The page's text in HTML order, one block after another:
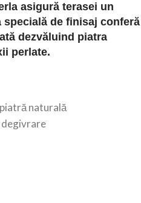
asigură terasei un
de finisaj conferă
dezvăluind piatra
perlate.
naturală
degivrare